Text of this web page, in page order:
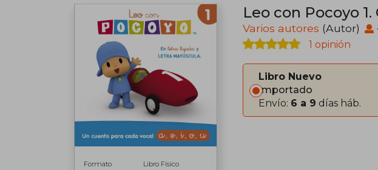
Formato
Libro Físico
Leo con Pocoyo
Varios autores (Autor) ·
1 opinión
Libro Nuevo
Importado
Envío: 6 a 9 días háb.